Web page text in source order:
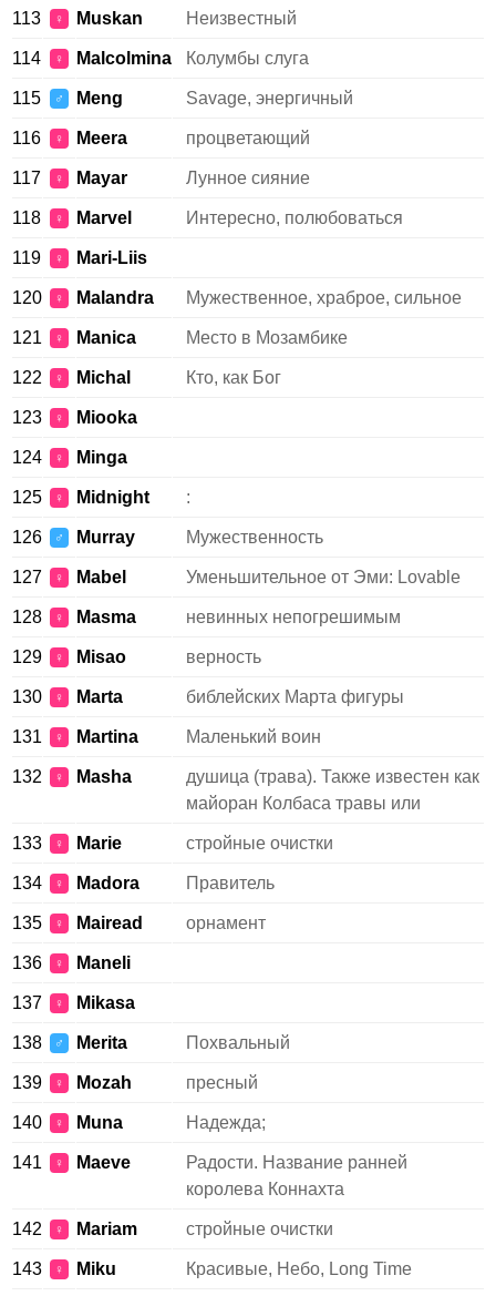
113 ♀ Muskan Неизвестный
114 ♀ Malcolmina Колумбы слуга
115 ♂ Meng Savage, энергичный
116 ♀ Meera процветающий
117 ♀ Mayar Лунное сияние
118 ♀ Marvel Интересно, полюбоваться
119 ♀ Mari-Liis
120 ♀ Malandra Мужественное, храброе, сильное
121 ♀ Manica Место в Мозамбике
122 ♀ Michal Кто, как Бог
123 ♀ Miooka
124 ♀ Mingа
125 ♀ Midnight :
126 ♂ Murray Мужественность
127 ♀ Mabel Уменьшительное от Эми: Lovable
128 ♀ Masma невинных непогрешимым
129 ♀ Misao верность
130 ♀ Marta библейских Марта фигуры
131 ♀ Martina Маленький воин
132 ♀ Masha
душица (трава). Также известен как
майоран Колбаса травы или
133 ♀ Marie стройные очистки
134 ♀ Madora Правитель
135 ♀ Mairead орнамент
136 ♀ Maneli
137 ♀ Mikasa
138 ♂ Merita Похвальный
139 ♀ Mozah пресный
140 ♀ Muna Надежда;
141 ♀ Maeve
Радости. Название ранней
королева Коннахта
142 ♀ Mariam стройные очистки
143 ♀ Miku Красивые, Небо, Long Time